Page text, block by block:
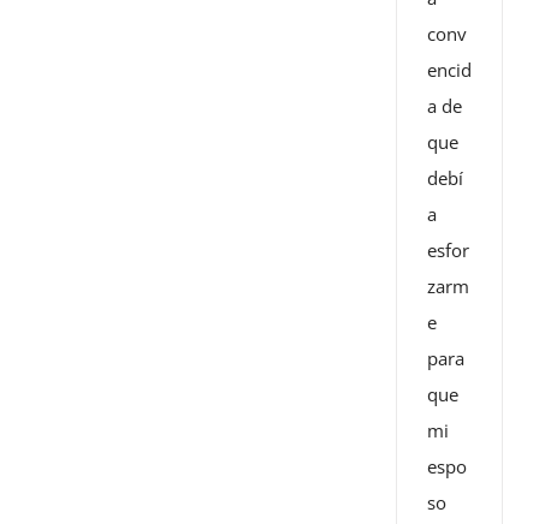
conv
encid
a de
que
debí
a
esfor
zarm
e
para
que
mi
espo
so